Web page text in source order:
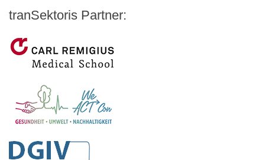
Logo - Medicalvalley
tranSektoris Partner:
Carl Remigius Medical School
WeACT Con